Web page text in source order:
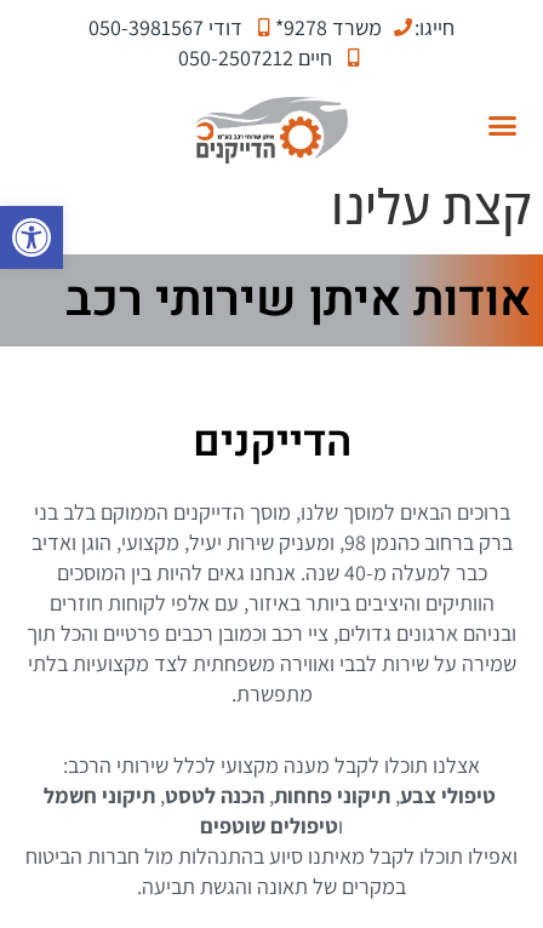
חייגו: משרד 9278*
דודי 050-3981567
חיים 050-2507212
קצת עלינו
אודות איתן שירותי רכב
הדייקנים
ברוכים הבאים למוסך שלנו, מוסך הדייקנים הממוקם בלב בני
ברק ברחוב כהנמן 98, ומעניק שירות יעיל, מקצועי, הוגן ואדיב
כבר למעלה מ-40 שנה. אנחנו גאים להיות בין המוסכים
הוותיקים והיציבים ביותר באיזור, עם אלפי לקוחות חוזרים
ובניהם ארגונים גדולים, ציי רכב וכמובן רכבים פרטיים והכל תוך
שמירה על שירות לבבי ואווירה משפחתית לצד מקצועיות בלתי
מתפשרת.
אצלנו תוכלו לקבל מענה מקצועי לכלל שירותי הרכב:
טיפולי צבע,תיקוני פחחות,הכנה לטסט,תיקוני חשמל
וטיפולים שוטפים
ואפילו תוכלו לקבל מאיתנו סיוע בהתנהלות מול חברות הביטוח
במקרים של תאונה והגשת תביעה.
פתח